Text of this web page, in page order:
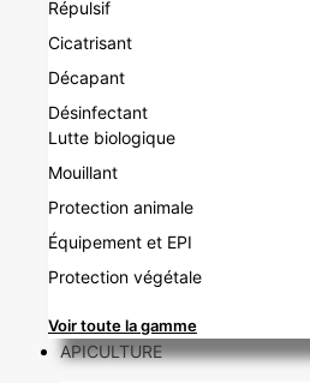
Répulsif
Cicatrisant
Décapant
Désinfectant
Lutte biologique
Mouillant
Protection animale
Équipement et EPI
Protection végétale
Voir toute la gamme
APICULTURE